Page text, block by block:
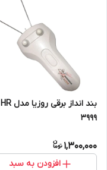
بند انداز برقی روزیا مدل HR
3999
1,300,000
افزودن به سبد